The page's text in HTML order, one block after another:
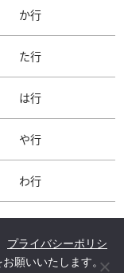
マガ登録
か行
た行
は行
や行
わ行
プライバシーポリシ
願いいたします。